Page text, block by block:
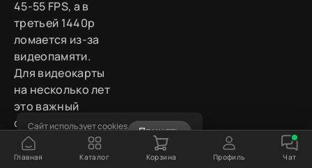
45-55 FPS, а в
третьей 1440p
ломается из-за
видеопамяти.
Для видеокарты
на несколько лет
это важный
сигнал.
Главная Каталог Корзина Профиль Чат
Сайт использует cookies
Узнать подробнее
Принять